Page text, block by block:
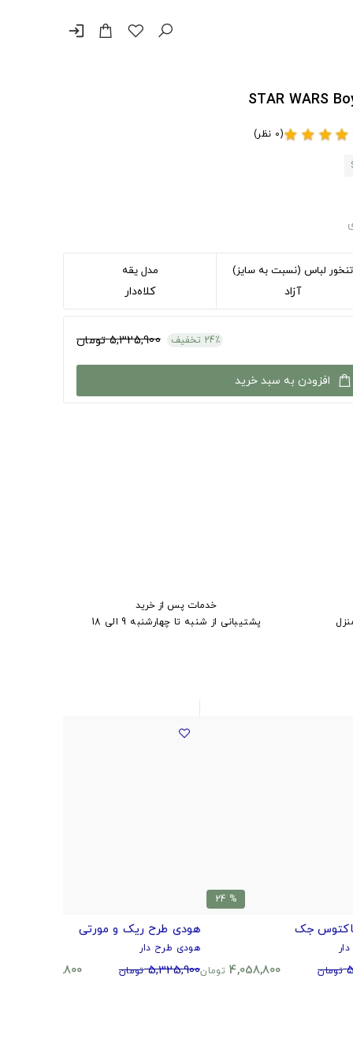
login
star
star
star
star(0 نظر)
تنخور لباس (نسبت به سایز)
آزاد
مدل یقه
کلاه‌دار
24٪ تخفیف 5,325,900 تومان
افزودن به سبد خرید
خدمات پس از خرید
پشتیبانی از شنبه تا چهارشنبه 9 الی 18
% 24
جک
تومان 4,058,800 تومان
هودی طرح ریک و مورتی
هودی طرح دار
5,325,900 تومان 4,058,800